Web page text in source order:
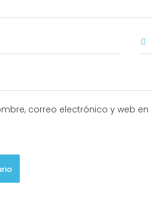
correo electrónico y web